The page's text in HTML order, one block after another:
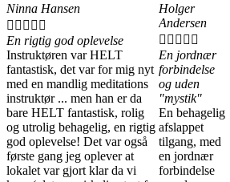
Ninna Hansen
    
En rigtig god oplevelse
Instruktøren var HELT
fantastisk, det var for mig nyt
med en mandlig meditations
instruktør ... men han er da
bare HELT fantastisk, rolig
og utrolig behagelig, en rigtig
god oplevelse! Det var også
første gang jeg oplever at
lokalet var gjort klar da vi
Holger
Andersen
    
En jordnær
forbindelse
og uden
"mystik"
En behagelig
afslappet
tilgang, med
en jordnær
forbindelse